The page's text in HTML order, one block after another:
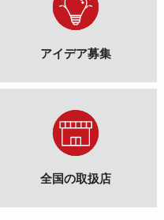
アイデア募集
全国の取扱店